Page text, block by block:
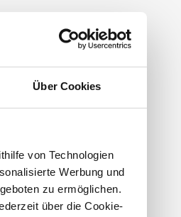
Über Cookies
von Technologien
Werbung und
zu ermöglichen.
über die Cookie-